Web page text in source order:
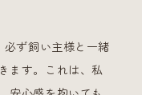
ず飼い主様と一緒
ます。これは、私